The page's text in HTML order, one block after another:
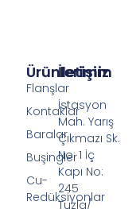
Ürünlerimiz
Flanşlar
Kontaklar
Baralar
Buşingler
Cu-
Redüksiyonlar
İletişim
İstasyon
Mah. Yarış
Çıkmazı Sk.
No: 1 İç
Kapı No:
245
Tuzla/